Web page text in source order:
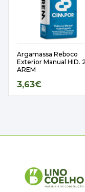
Argamassa Reboco
Exterior Manual HID.
AREM
3,63€